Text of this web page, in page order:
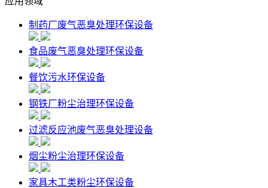
制药厂废气恶臭处理环保设备
食品废气恶臭处理环保设备
餐饮污水环保设备
钢铁厂粉尘治理环保设备
过滤反应池废气恶臭处理设备
烟尘粉尘治理环保设备
家具木工类粉尘环保设备